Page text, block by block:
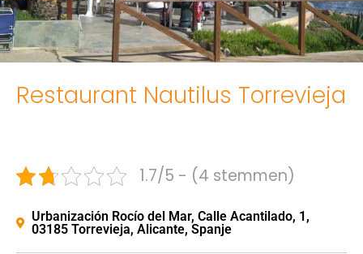
Restaurant Nautilus Torrevieja
1.7/5 - (4 stemmen)
Urbanización Rocío del Mar, Calle Acantilado, 1,
03185 Torrevieja, Alicante, Spanje